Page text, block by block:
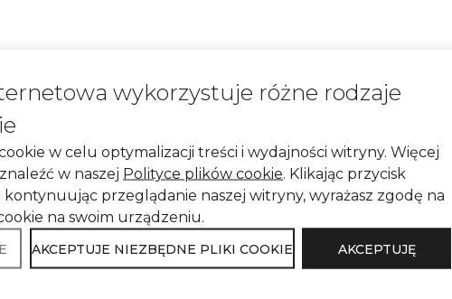
wykorzystuje różne rodzaje
w celu optymalizacji treści i wydajności witryny. Więcej
w naszej Polityce plików cookie. Klikając przycisk
kontynuując przeglądanie naszej witryny, wyrażasz zgodę na
na swoim urządzeniu.
AKCEPTUJE NIEZBĘDNE PLIKI COOKIE AKCEPTUJĘ